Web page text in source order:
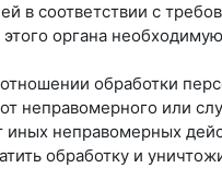
в соответствии с
органа
обработки
неправомерного или
неправомерных
обработку и